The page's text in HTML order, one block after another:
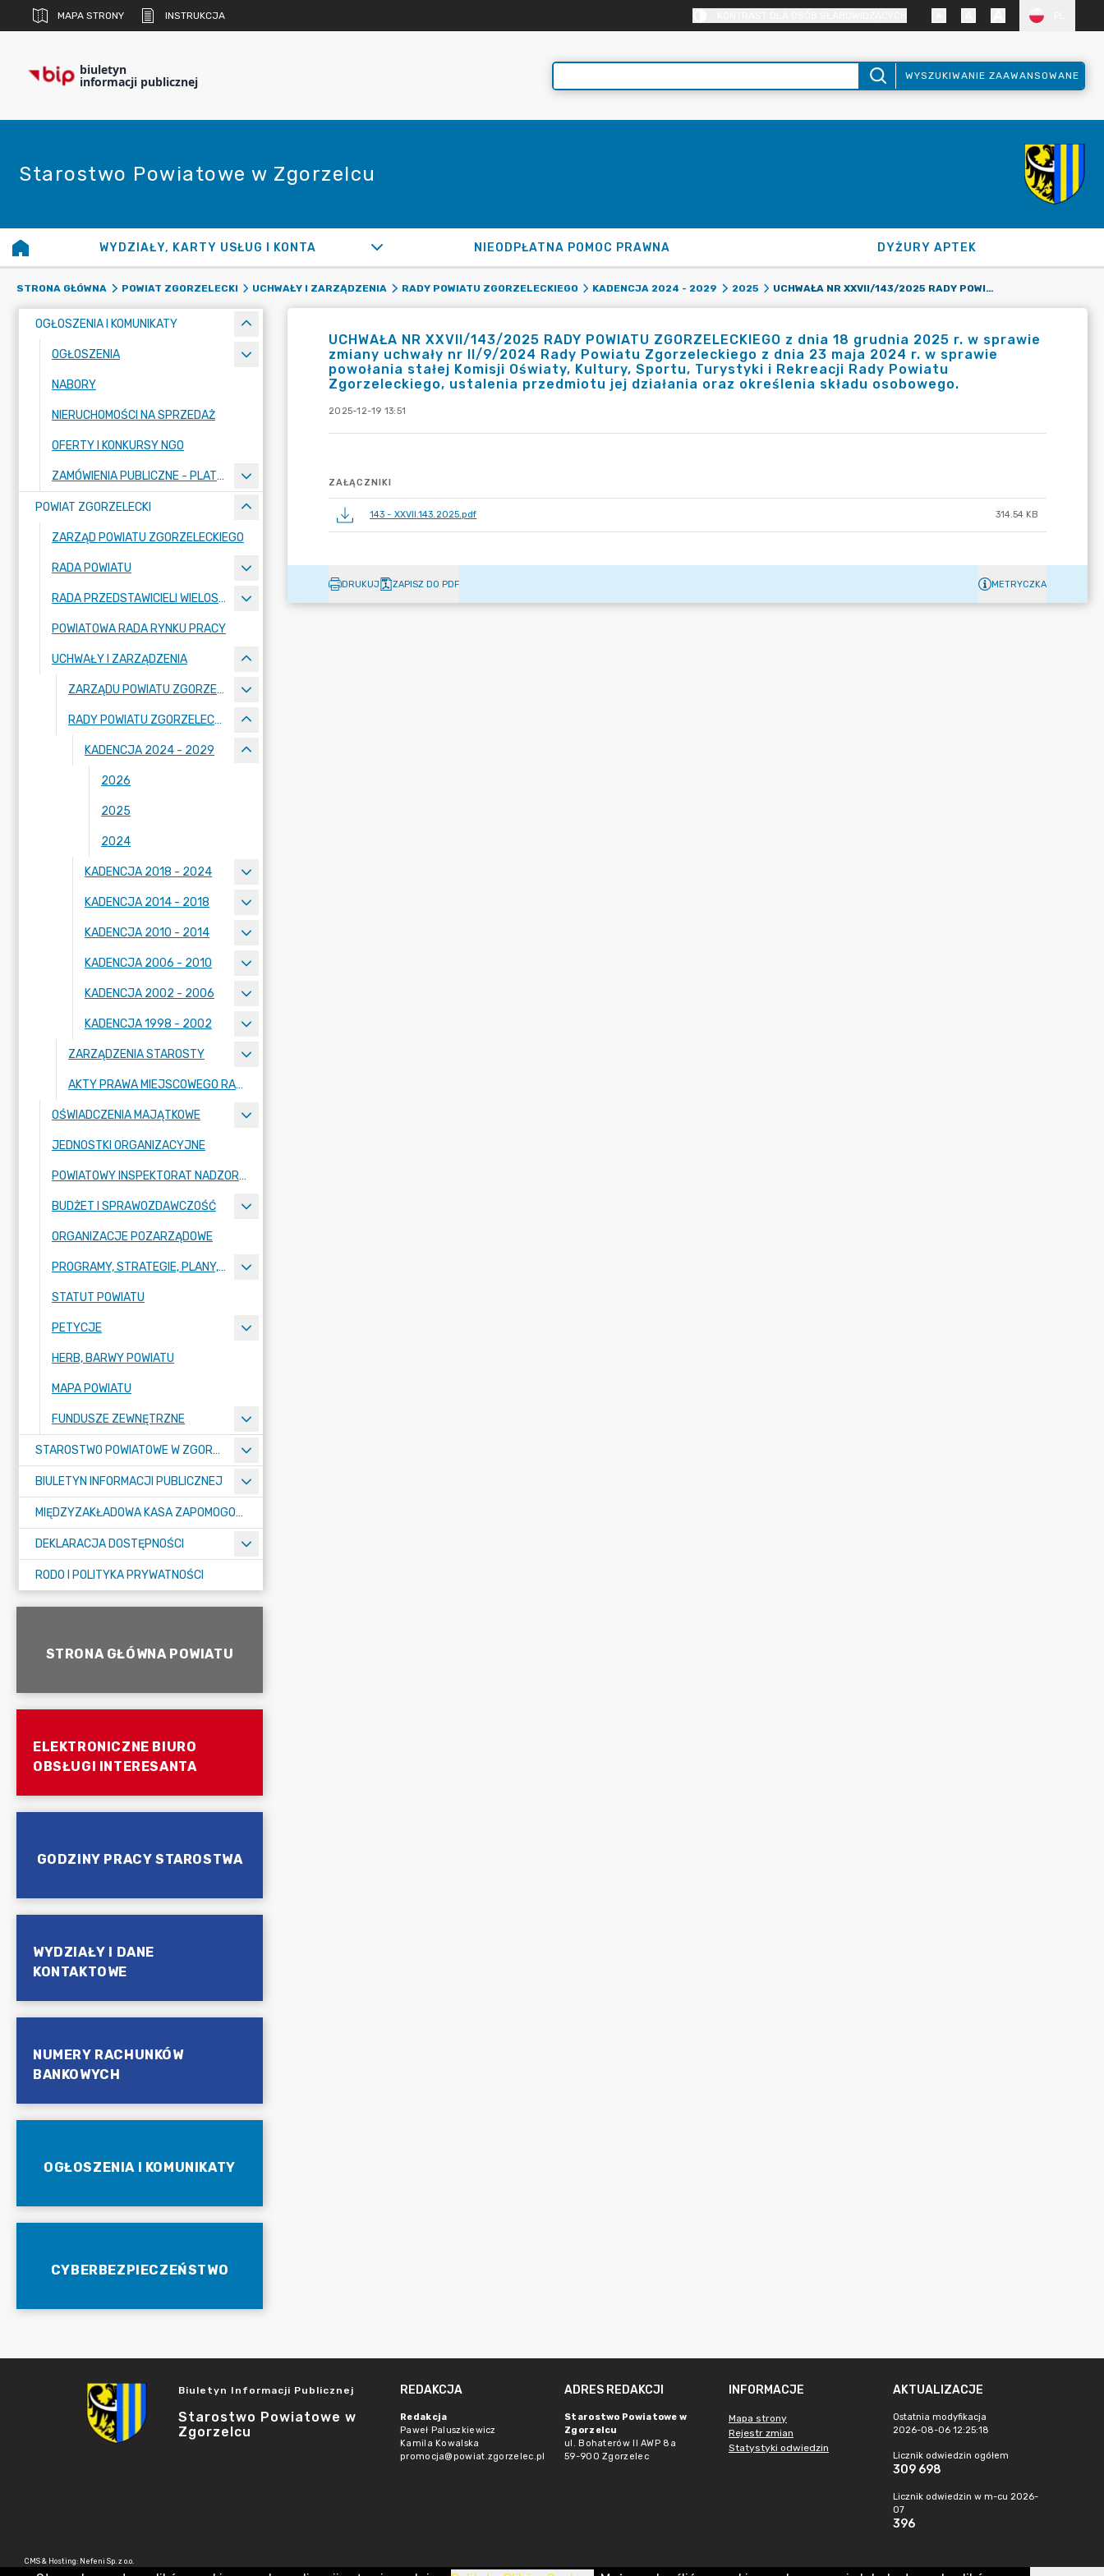
MAPA STRONY INSTRUKCJA
biuletyn
informacji publicznej WYSZUKIWANIE ZAAWANSOWANE
Starostwo Powiatowe w Zgorzelcu
WYDZIAŁY, KARTY USŁUG I KONTA NIEODPŁATNA POMOC PRAWNA DYŻURY APTEK
STRONA GŁÓWNA POWIAT ZGORZELECKI UCHWAŁY I ZARZĄDZENIA RADY POWIATU ZGORZELECKIEGO KADENCJA 2024 - 2029 2025 UCHWAŁA NR XXVII/143/2025 RADY POWIATU ZGORZELECKIEGO Z DNIA 18 GRUDNIA 2025 R. W SPRAWIE ZMIANY UCHWAŁY NR II/9/2024 RADY POWIATU ZGORZELECKIEGO Z DNIA 23 MAJA 2024 R. W SPRAWIE POWOŁANIA STAŁEJ KOMISJI OŚWIATY, KULTURY, SPORTU, TURYSTYKI I REKREACJI RADY POWIATU ZGORZELECKIEGO, USTALENIA PRZEDMIOTU JEJ DZIAŁANIA ORAZ OKREŚLENIA SKŁADU OSOBOWEGO.
OGŁOSZENIA I KOMUNIKATY
OGŁOSZENIA
NABORY
NIERUCHOMOŚCI NA SPRZEDAŻ
OFERTY I KONKURSY NGO
ZAMÓWIENIA PUBLICZNE - PLATFORMA ZAKUPOWA
POWIAT ZGORZELECKI
ZARZĄD POWIATU ZGORZELECKIEGO
RADA POWIATU
RADA PRZEDSTAWICIELI WIELOSPECJALISTYCZNEGO ZESPOŁU OPIEKI ZDROWOTNEJ "BOLESŁAWIEC-ZGORZELEC" SAMODZIELNEGO PUBLICZNEGO ZAKŁADU OPIEKI ZDROWOTNEJ
POWIATOWA RADA RYNKU PRACY
UCHWAŁY I ZARZĄDZENIA
ZARZĄDU POWIATU ZGORZELECKIEGO
RADY POWIATU ZGORZELECKIEGO
KADENCJA 2024 - 2029
2026
2025
2024
KADENCJA 2018 - 2024
KADENCJA 2014 - 2018
KADENCJA 2010 - 2014
KADENCJA 2006 - 2010
KADENCJA 2002 - 2006
KADENCJA 1998 - 2002
ZARZĄDZENIA STAROSTY
AKTY PRAWA MIEJSCOWEGO RADY POWIATU ZGORZELECKIEGO
OŚWIADCZENIA MAJĄTKOWE
JEDNOSTKI ORGANIZACYJNE
POWIATOWY INSPEKTORAT NADZORU BUDOWLANEGO
BUDŻET I SPRAWOZDAWCZOŚĆ
ORGANIZACJE POZARZĄDOWE
PROGRAMY, STRATEGIE, PLANY, RAPORTY
STATUT POWIATU
PETYCJE
HERB, BARWY POWIATU
MAPA POWIATU
FUNDUSZE ZEWNĘTRZNE
STAROSTWO POWIATOWE W ZGORZELCU
BIULETYN INFORMACJI PUBLICZNEJ
MIĘDZYZAKŁADOWA KASA ZAPOMOGOWO-POŻYCZKOWA
DEKLARACJA DOSTĘPNOŚCI
RODO I POLITYKA PRYWATNOŚCI
STRONA GŁÓWNA POWIATU
ELEKTRONICZNE BIURO
OBSŁUGI INTERESANTA
GODZINY PRACY STAROSTWA
WYDZIAŁY I DANE
KONTAKTOWE
NUMERY RACHUNKÓW
BANKOWYCH
OGŁOSZENIA I KOMUNIKATY
CYBERBEZPIECZEŃSTWO
UCHWAŁA NR XXVII/143/2025 RADY POWIATU ZGORZELECKIEGO z dnia 18 grudnia 2025 r. w sprawie
zmiany uchwały nr II/9/2024 Rady Powiatu Zgorzeleckiego z dnia 23 maja 2024 r. w sprawie
powołania stałej Komisji Oświaty, Kultury, Sportu, Turystyki i Rekreacji Rady Powiatu
Zgorzeleckiego, ustalenia przedmiotu jej działania oraz określenia składu osobowego.
2025-12-19 13:51
ZAŁĄCZNIKI
143 - XXVII.143.2025.pdf 314.54 KB
DRUKUJ ZAPISZ DO PDF METRYCZKA
Biuletyn Informacji Publicznej
Starostwo Powiatowe w
Zgorzelcu
REDAKCJA
Redakcja
Paweł Paluszkiewicz
Kamila Kowalska
promocja@powiat.zgorzelec.pl
ADRES REDAKCJI
Starostwo Powiatowe w
Zgorzelcu
ul. Bohaterów II AWP 8a
59-900 Zgorzelec
INFORMACJE
Mapa strony
Rejestr zmian
Statystyki odwiedzin
AKTUALIZACJE
Ostatnia modyfikacja
2026-08-06 12:25:18
Licznik odwiedzin ogółem
309 698
Licznik odwiedzin w m-cu 2026-
07
396
CMS & Hosting: Nefeni Sp. z o.o.